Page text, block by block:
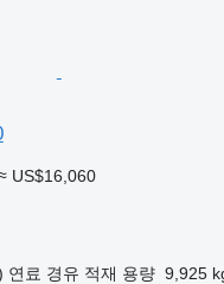
US$16,060
연료 경유 적재 용량 9,925